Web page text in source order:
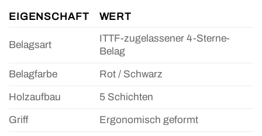
EIGENSCHAFT WERT
Belagsart
ITTF-zugelassener 4-Sterne-
Belag
Belagfarbe Rot / Schwarz
Holzaufbau 5 Schichten
Griff Ergonomisch geformt